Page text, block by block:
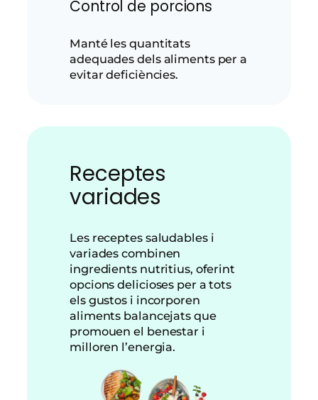
Control de porcions
Manté les quantitats
adequades dels aliments per a
evitar deficiències.
Receptes
variades
Les receptes saludables i
variades combinen
ingredients nutritius, oferint
opcions delicioses per a tots
els gustos i incorporen
aliments balancejats que
promouen el benestar i
milloren l’energia.